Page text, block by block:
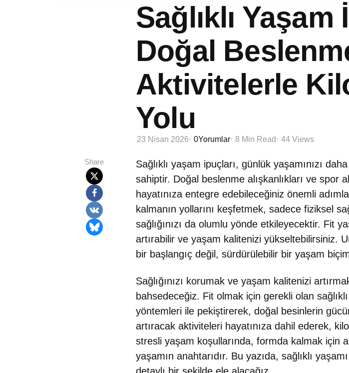
Sağlıklı Yaşam
Doğal
Aktivitelerle
Yolu
23 Nisan 2026 0Yorumlar 8 Min Read 44 Views
Share
Sağlıklı yaşam ipuçları, günlük yaşamınızı
sahiptir. Doğal beslenme alışkanlıkları ve spor
hayatınıza entegre edebileceğiniz önemli
kalmanın yollarını keşfetmek, sadece fiziksel
sağlığınızı da olumlu yönde etkileyecektir. Fit
artırabilir ve yaşam kalitenizi yükseltebilirsiniz.
bir başlangıç değil, sürdürülebilir bir yaşam
Sağlığınızı korumak ve yaşam kalitenizi
bahsedeceğiz. Fit olmak için gerekli olan
yöntemleri ile pekiştirerek, doğal besinlerin
artıracak aktiviteleri hayatınıza dahil ederek,
stresli yaşam koşullarında, formda kalmak için
yaşamın anahtarıdır. Bu yazıda, sağlıklı